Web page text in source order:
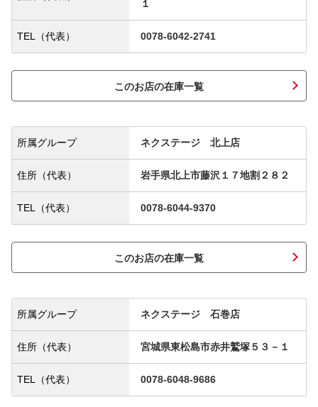
１
TEL（代表） 0078-6042-2741
このお店の在庫一覧
所属グループ ネクステージ 北上店
住所（代表） 岩手県北上市藤沢１７地割２８２
TEL（代表） 0078-6044-9370
このお店の在庫一覧
所属グループ ネクステージ 石巻店
住所（代表） 宮城県東松島市赤井鷲塚５３－１
TEL（代表） 0078-6048-9686